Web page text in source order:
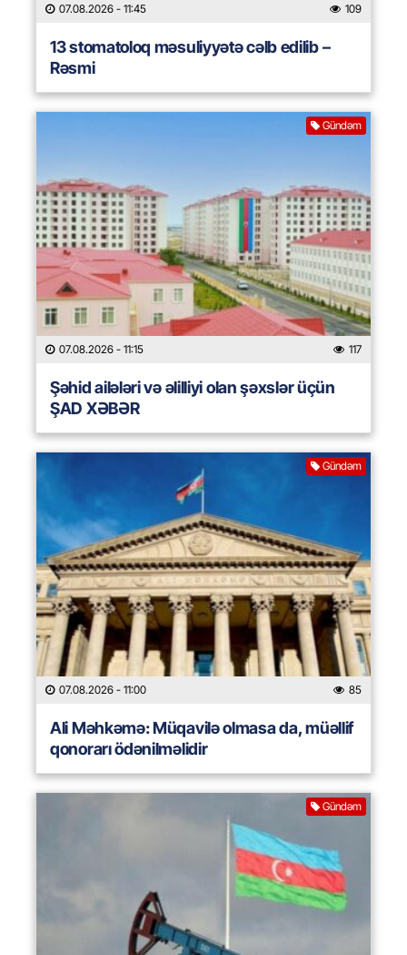
07.08.2026 - 11:45 109
13 stomatoloq məsuliyyətə cəlb edilib –
Rəsmi
Gündəm
07.08.2026 - 11:15 117
Şəhid ailələri və əlilliyi olan şəxslər üçün
ŞAD XƏBƏR
Gündəm
07.08.2026 - 11:00 85
Ali Məhkəmə: Müqavilə olmasa da, müəllif
qonorarı ödənilməlidir
Gündəm